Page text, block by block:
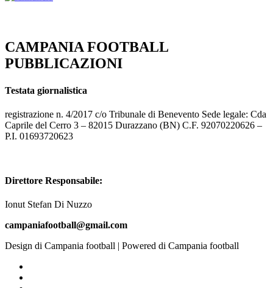
CAMPANIA FOOTBALL
PUBBLICAZIONI
Testata giornalistica
registrazione n. 4/2017 c/o Tribunale di Benevento Sede legale: Cda
Caprile del Cerro 3 – 82015 Durazzano (BN) C.F. 92070220626 –
P.I. 01693720623
Direttore Responsabile:
Ionut Stefan Di Nuzzo
campaniafootball@gmail.com
Design di Campania football | Powered di Campania football